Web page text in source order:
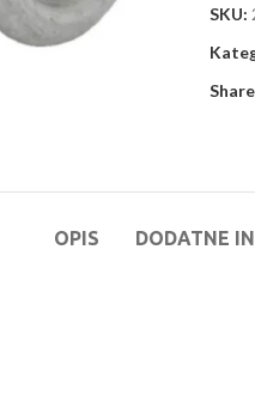
SKU:
OPIS DODATNE